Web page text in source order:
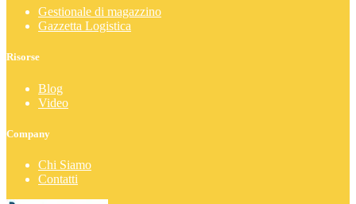
Gestionale di magazzino
Gazzetta Logistica
Risorse
Blog
Video
Company
Chi Siamo
Contatti